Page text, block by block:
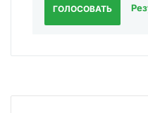
ГОЛОСОВАТЬ